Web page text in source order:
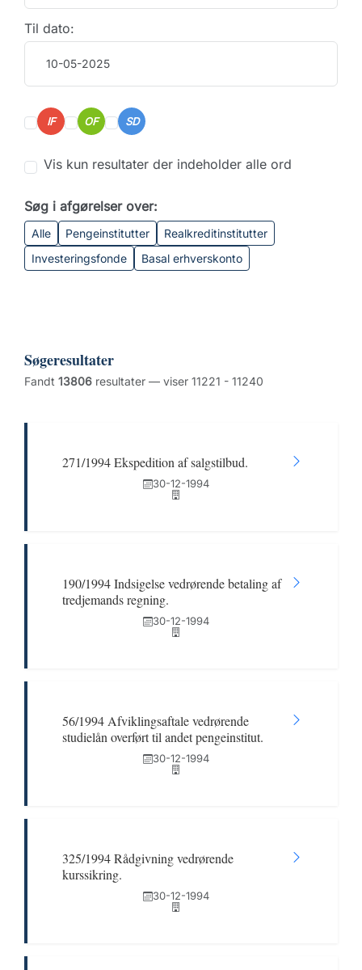
Til dato:
IF OF SD
Vis kun resultater der indeholder alle ord
Søg i afgørelser over:
Alle Pengeinstitutter
Realkreditinstitutter
Investeringsfonde
Basal erhverskonto
Søgeresultater
Fandt 13806 resultater — viser 11221 - 11240
271/1994 Ekspedition af salgstilbud.
30-12-1994
190/1994 Indsigelse vedrørende betaling af
tredjemands regning.
30-12-1994
56/1994 Afviklingsaftale vedrørende
studielån overført til andet pengeinstitut.
30-12-1994
325/1994 Rådgivning vedrørende
kurssikring.
30-12-1994